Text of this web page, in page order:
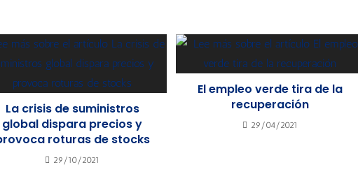
La crisis de suministros
global dispara precios y
roturas de stocks
29/10/2021
El empleo verde tira de la
recuperación
29/04/2021